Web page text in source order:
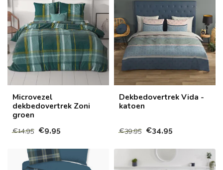
Microvezel
dekbedovertrek Zoni
groen
€14,95 €9,95
Dekbedovertrek Vida -
katoen
€39,95 €34,95